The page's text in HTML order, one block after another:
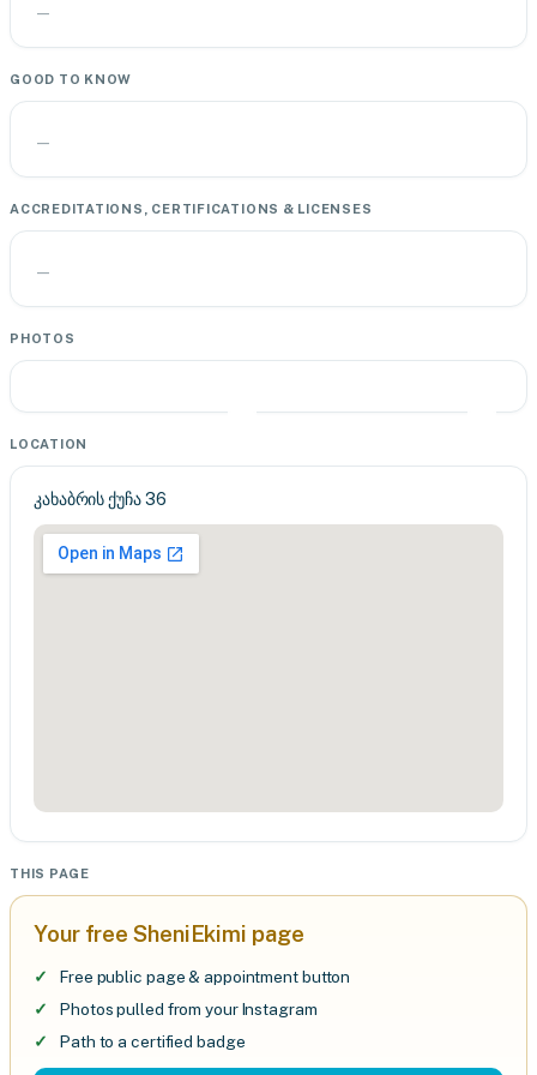
—
GOOD TO KNOW
—
ACCREDITATIONS, CERTIFICATIONS & LICENSES
—
PHOTOS
LOCATION
კახაბრის ქუჩა 36
THIS PAGE
Your free SheniEkimi page
Free public page & appointment button
Photos pulled from your Instagram
Path to a certified badge